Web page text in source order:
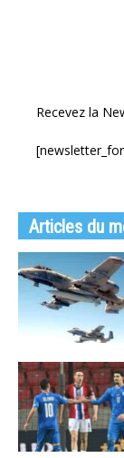
Recevez la
Articles du